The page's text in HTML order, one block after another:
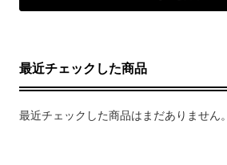
最近チェックした商品
最近チェックした商品はまだありません。